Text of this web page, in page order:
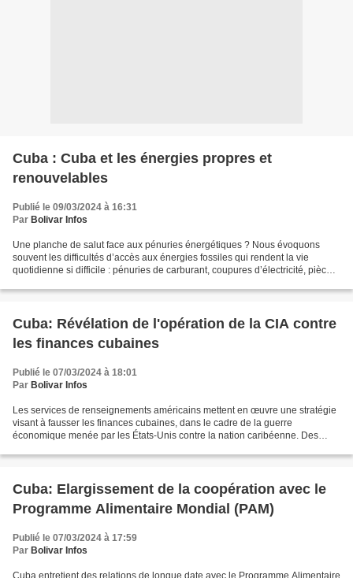
Cuba : Cuba et les énergies propres et
renouvelables
Publié le 09/03/2024 à 16:31
Par Bolivar Infos
Une planche de salut face aux pénuries énergétiques ? Nous évoquons
souvent les difficultés d’accès aux énergies fossiles qui rendent la vie
quotidienne si difficile : pénuries de carburant, coupures d’électricité, pièces
Cuba: Révélation de l'opération de la CIA contre
les finances cubaines
Publié le 07/03/2024 à 18:01
Par Bolivar Infos
Les services de renseignements américains mettent en œuvre une stratégie
visant à fausser les finances cubaines, dans le cadre de la guerre
économique menée par les États-Unis contre la nation caribéenne. Des
Cuba: Elargissement de la coopération avec le
Programme Alimentaire Mondial (PAM)
Publié le 07/03/2024 à 17:59
Par Bolivar Infos
Cuba entretient des relations de longue date avec le Programme Alimentaire